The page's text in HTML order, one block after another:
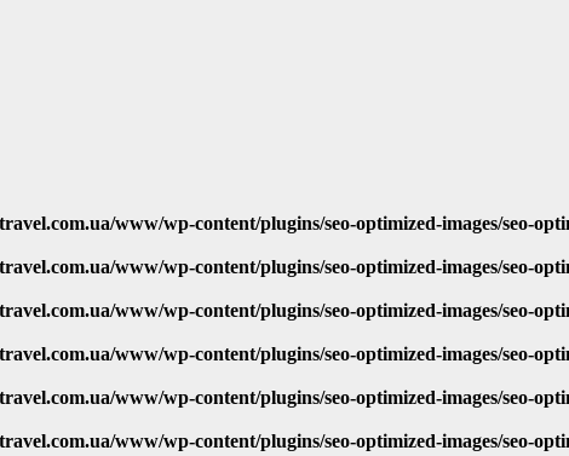
www/wp-content/plugins/seo-optimized-images/seo-
www/wp-content/plugins/seo-optimized-images/seo-
www/wp-content/plugins/seo-optimized-images/seo-
www/wp-content/plugins/seo-optimized-images/seo-
www/wp-content/plugins/seo-optimized-images/seo-
www/wp-content/plugins/seo-optimized-images/seo-